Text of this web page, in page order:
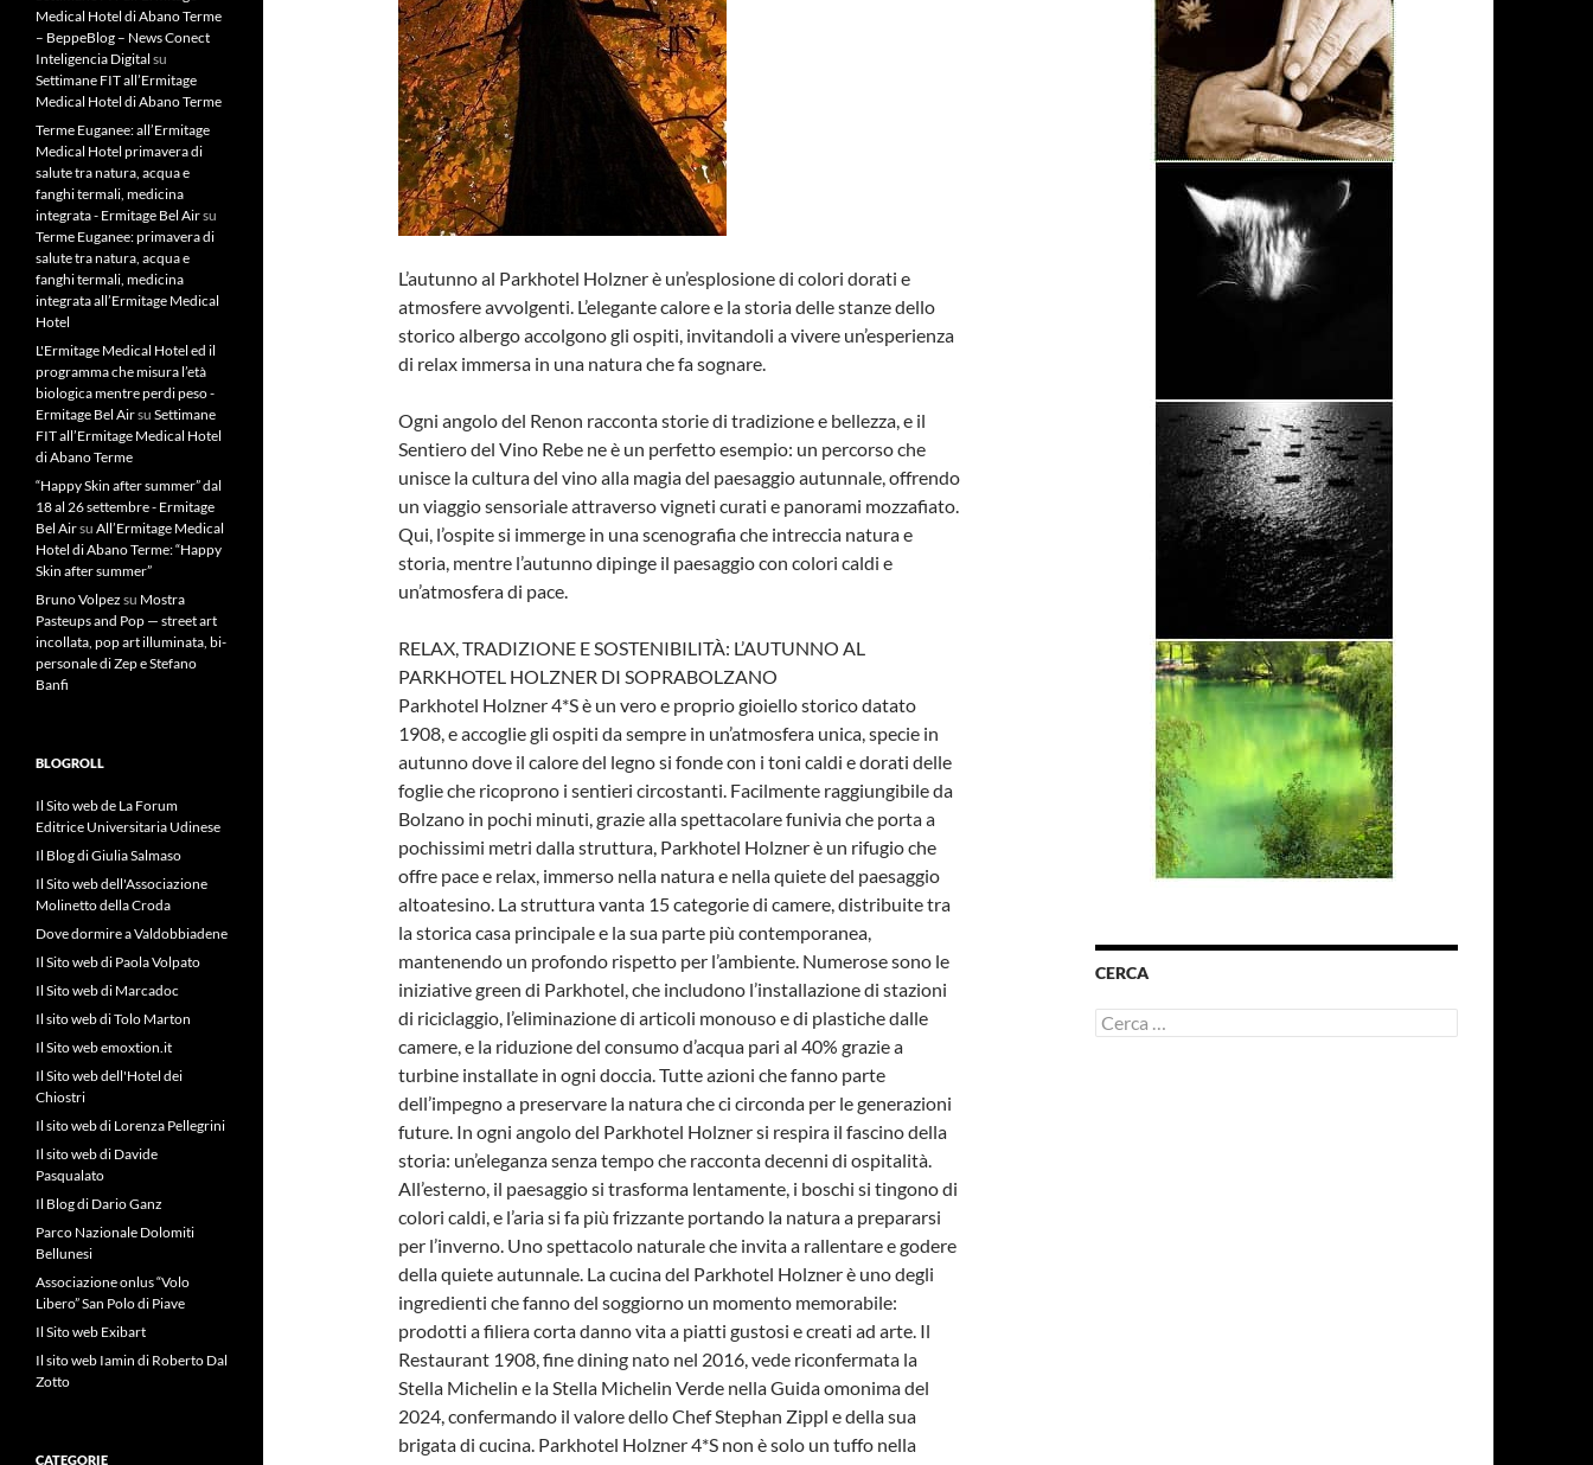
L’autunno al Parkhotel Holzner è un’esplosione di colori dorati e
atmosfere avvolgenti. L’elegante calore e la storia delle stanze dello
storico albergo accolgono gli ospiti, invitandoli a vivere un’esperienza
di relax immersa in una natura che fa sognare.
Ogni angolo del Renon racconta storie di tradizione e bellezza, e il
Sentiero del Vino Rebe ne è un perfetto esempio: un percorso che
unisce la cultura del vino alla magia del paesaggio autunnale, offrendo
un viaggio sensoriale attraverso vigneti curati e panorami mozzafiato.
Qui, l’ospite si immerge in una scenografia che intreccia natura e
storia, mentre l’autunno dipinge il paesaggio con colori caldi e
un’atmosfera di pace.
RELAX, TRADIZIONE E SOSTENIBILITÀ: L’AUTUNNO AL
PARKHOTEL HOLZNER DI SOPRABOLZANO
Parkhotel Holzner 4*S è un vero e proprio gioiello storico datato
1908, e accoglie gli ospiti da sempre in un’atmosfera unica, specie in
autunno dove il calore del legno si fonde con i toni caldi e dorati delle
foglie che ricoprono i sentieri circostanti. Facilmente raggiungibile da
Bolzano in pochi minuti, grazie alla spettacolare funivia che porta a
pochissimi metri dalla struttura, Parkhotel Holzner è un rifugio che
offre pace e relax, immerso nella natura e nella quiete del paesaggio
altoatesino. La struttura vanta 15 categorie di camere, distribuite tra
la storica casa principale e la sua parte più contemporanea,
mantenendo un profondo rispetto per l’ambiente. Numerose sono le
iniziative green di Parkhotel, che includono l’installazione di stazioni
di riciclaggio, l’eliminazione di articoli monouso e di plastiche dalle
camere, e la riduzione del consumo d’acqua pari al 40% grazie a
turbine installate in ogni doccia. Tutte azioni che fanno parte
dell’impegno a preservare la natura che ci circonda per le generazioni
future. In ogni angolo del Parkhotel Holzner si respira il fascino della
storia: un’eleganza senza tempo che racconta decenni di ospitalità.
All’esterno, il paesaggio si trasforma lentamente, i boschi si tingono di
colori caldi, e l’aria si fa più frizzante portando la natura a prepararsi
per l’inverno. Uno spettacolo naturale che invita a rallentare e godere
della quiete autunnale. La cucina del Parkhotel Holzner è uno degli
ingredienti che fanno del soggiorno un momento memorabile:
prodotti a filiera corta danno vita a piatti gustosi e creati ad arte. Il
Restaurant 1908, fine dining nato nel 2016, vede riconfermata la
Stella Michelin e la Stella Michelin Verde nella Guida omonima del
2024, confermando il valore dello Chef Stephan Zippl e della sua
brigata di cucina. Parkhotel Holzner 4*S non è solo un tuffo nella
CERCA
Ricerca
per:
Medical Hotel di Abano Terme
– BeppeBlog – News Conect
Inteligencia Digital su
Settimane FIT all’Ermitage
Medical Hotel di Abano Terme
Terme Euganee: all’Ermitage
Medical Hotel primavera di
salute tra natura, acqua e
fanghi termali, medicina
integrata - Ermitage Bel Airsu
Terme Euganee: primavera di
salute tra natura, acqua e
fanghi termali, medicina
integrata all’Ermitage Medical
Hotel
L'Ermitage Medical Hotel ed il
programma che misura l’età
biologica mentre perdi peso -
Ermitage Bel Airsu Settimane
FIT all’Ermitage Medical Hotel
di Abano Terme
“Happy Skin after summer” dal
18 al 26 settembre - Ermitage
Bel Airsu All’Ermitage Medical
Hotel di Abano Terme: “Happy
Skin after summer”
Bruno Volpez su Mostra
Pasteups and Pop — street art
incollata, pop art illuminata, bi-
personale di Zep e Stefano
Banfi
BLOGROLL
Il Sito web de La Forum
Editrice Universitaria Udinese
Il Blog di Giulia Salmaso
Il Sito web dell'Associazione
Molinetto della Croda
Dove dormire a Valdobbiadene
Il Sito web di Paola Volpato
Il Sito web di Marcadoc
Il sito web di Tolo Marton
Il Sito web emoxtion.it
Il Sito web dell'Hotel dei
Chiostri
Il sito web di Lorenza Pellegrini
Il sito web di Davide
Pasqualato
Il Blog di Dario Ganz
Parco Nazionale Dolomiti
Bellunesi
Associazione onlus “Volo
Libero” San Polo di Piave
Il Sito web Exibart
Il sito web Iamin di Roberto Dal
Zotto
CATEGORIE